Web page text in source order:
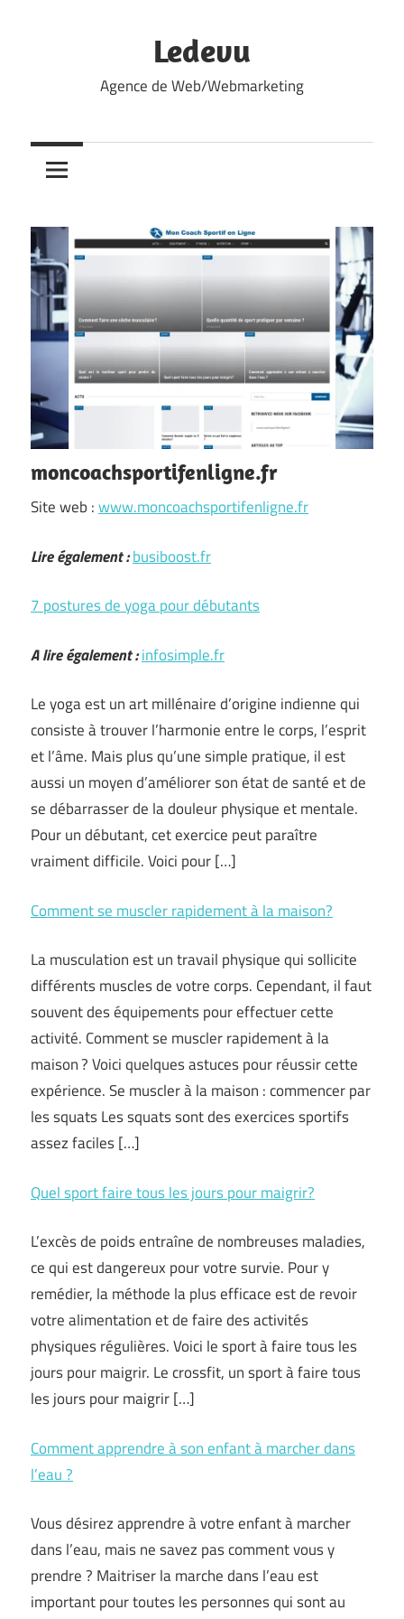
Ledevu
Agence de Web/Webmarketing
moncoachsportifenligne.fr
Site web :www.moncoachsportifenligne.fr
Lire également :busiboost.fr
7 postures de yoga pour débutants
A lire également :infosimple.fr
Le yoga est un art millénaire d’origine indienne qui
consiste à trouver l’harmonie entre le corps, l’esprit
et l’âme. Mais plus qu’une simple pratique, il est
aussi un moyen d’améliorer son état de santé et de
se débarrasser de la douleur physique et mentale.
Pour un débutant, cet exercice peut paraître
vraiment difficile. Voici pour […]
Comment se muscler rapidement à la maison?
La musculation est un travail physique qui sollicite
différents muscles de votre corps. Cependant, il faut
souvent des équipements pour effectuer cette
activité. Comment se muscler rapidement à la
maison ? Voici quelques astuces pour réussir cette
expérience. Se muscler à la maison : commencer par
les squats Les squats sont des exercices sportifs
assez faciles […]
Quel sport faire tous les jours pour maigrir?
L’excès de poids entraîne de nombreuses maladies,
ce qui est dangereux pour votre survie. Pour y
remédier, la méthode la plus efficace est de revoir
votre alimentation et de faire des activités
physiques régulières. Voici le sport à faire tous les
jours pour maigrir. Le crossfit, un sport à faire tous
les jours pour maigrir […]
Comment apprendre à son enfant à marcher dans
l’eau ?
Vous désirez apprendre à votre enfant à marcher
dans l’eau, mais ne savez pas comment vous y
prendre ? Maitriser la marche dans l’eau est
important pour toutes les personnes qui sont au